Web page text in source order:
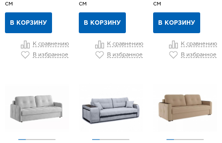
см
В КОРЗИНУ
К сравнению
В избранное
см
В КОРЗИНУ
К сравнению
В избранное
см
В КОРЗИНУ
К сравнению
В избранное